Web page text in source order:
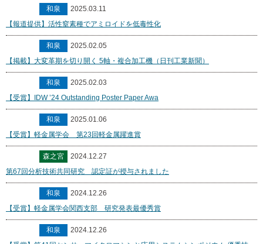
和泉
2025.03.11
【報道提供】活性窒素種でアミロイドを低毒性化
和泉
2025.02.05
【掲載】大変革期を切り開く 5軸・複合加工機（日刊工業新聞）
和泉
2025.02.03
【受賞】IDW ’24 Outstanding Poster Paper Awa
和泉
2025.01.06
【受賞】軽金属学会 第23回軽金属躍進賞
森之宮
2024.12.27
第67回分析技術共同研究 認定証が授与されました
和泉
2024.12.26
【受賞】軽金属学会関西支部 研究発表最優秀賞
和泉
2024.12.26